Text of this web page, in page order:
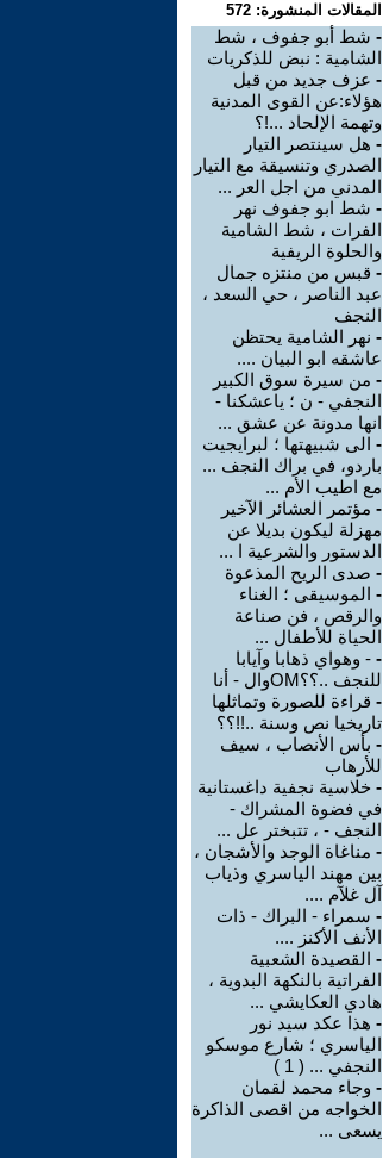
المقالات المنشورة: 572
- شط أبو جفوف ، شط
الشامية : نبض للذكريات
- عزف جديد من قبل
هؤلاء:عن القوى المدنية
وتهمة الإلحاد ...!؟
- هل سينتصر التيار
الصدري وتنسيقة مع التيار
المدني من اجل العر ...
- شط ابو جفوف نهر
الفرات ، شط الشامية
والحلوة الريفية
- قبس من منتزه جمال
عبد الناصر ، حي السعد ،
النجف
- نهر الشامية يحتظن
عاشقه ابو البيان ....
- من سيرة سوق الكبير
النجفي - ن ؛ ياعشكنا -
انها مدونة عن عشق ...
- الى شبيهتها ؛ لبرايجيت
باردو، في براك النجف ...
مع اطيب الأم ...
- مؤتمر العشائر الآخير
مهزلة ليكون بديلا عن
الدستور والشرعية ا ...
- صدى الريح المذعوة
- الموسيقى ؛ الغناء
والرقص ، فن صناعة
الحياة للأطفال ...
- - وهواي ذهابا وآيابا
للنجف ..؟؟OMوال - أنا
- قراءة للصورة وتماثلها
تاريخيا نص وسنة ..!!؟؟
- بأس الأنصاب ، سيف
للأرهاب
- خلاسية نجفية داغستانية
في فضوة المشراك -
النجف - ، تتبختر عل ...
- مناغاة الوجد والأشجان ،
بين مهند الياسري وذياب
آل غلآم ....
- سمراء - البراك - ذات
الأنف الأكنز ....
- القصيدة الشعبية
الفراتية بالنكهة البدوية ،
هادي العكايشي ...
- هذا عكد سيد نور
الياسري ؛ شارع موسكو
النجفي ... ( 1 )
- وجاء محمد لقمان
الخواجه من اقصى الذاكرة
يسعى ...